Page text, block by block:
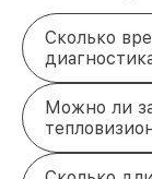
Сколько
Можно ли